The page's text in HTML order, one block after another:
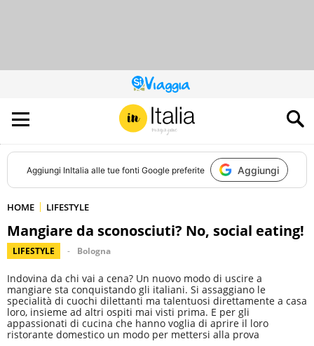
QUESTO
SITO
CONTRIBUISCE
ALL’AUDIENCE
DI
Aggiungi InItalia alle tue fonti Google preferite Aggiungi
HOME LIFESTYLE
Mangiare da sconosciuti? No, social eating!
LIFESTYLE Bologna
Indovina da chi vai a cena? Un nuovo modo di uscire a
mangiare sta conquistando gli italiani. Si assaggiano le
specialità di cuochi dilettanti ma talentuosi direttamente a casa
loro, insieme ad altri ospiti mai visti prima. E per gli
appassionati di cucina che hanno voglia di aprire il loro
ristorante domestico un modo per mettersi alla prova